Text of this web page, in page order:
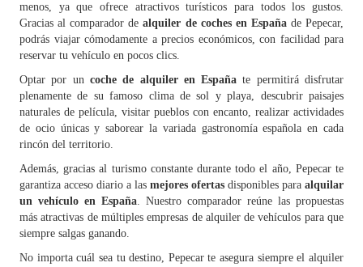
menos, ya que ofrece atractivos turísticos para todos los gustos.
Gracias al comparador dealquiler de coches en Españade Pepecar,
podrás viajar cómodamente a precios económicos, con facilidad para
reservar tu vehículo en pocos clics.
Optar por un coche de alquiler en España te permitirá disfrutar
plenamente de su famoso clima de sol y playa, descubrir paisajes
naturales de película, visitar pueblos con encanto, realizar actividades
de ocio únicas y saborear la variada gastronomía española en cada
rincón del territorio.
Además, gracias al turismo constante durante todo el año, Pepecar te
garantiza acceso diario a las mejores ofertas disponibles para alquilar
un vehículo en España. Nuestro comparador reúne las propuestas
más atractivas de múltiples empresas de alquiler de vehículos para que
siempre salgas ganando.
No importa cuál sea tu destino, Pepecar te asegura siempre el alquiler